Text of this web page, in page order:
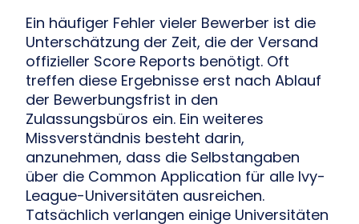
Ein häufiger Fehler vieler Bewerber ist die
Unterschätzung der Zeit, die der Versand
offizieller Score Reports benötigt. Oft
treffen diese Ergebnisse erst nach Ablauf
der Bewerbungsfrist in den
Zulassungsbüros ein. Ein weiteres
Missverständnis besteht darin,
anzunehmen, dass die Selbstangaben
über die Common Application für alle Ivy-
League-Universitäten ausreichen.
Tatsächlich verlangen einige Universitäten